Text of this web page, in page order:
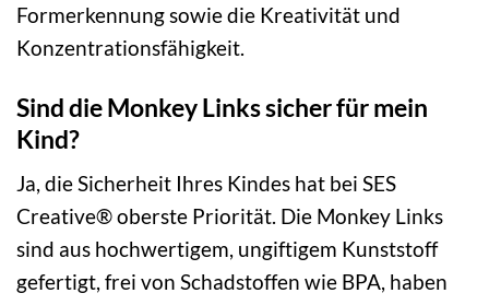
Formerkennung sowie die Kreativität und
Konzentrationsfähigkeit.
Sind die Monkey Links sicher für mein
Kind?
Ja, die Sicherheit Ihres Kindes hat bei SES
Creative® oberste Priorität. Die Monkey Links
sind aus hochwertigem, ungiftigem Kunststoff
gefertigt, frei von Schadstoffen wie BPA, haben